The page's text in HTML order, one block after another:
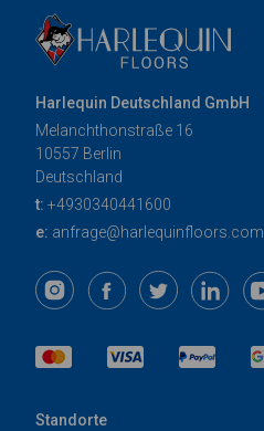
Harlequin Deutschland GmbH
Melanchthonstraße 16
10557 Berlin
Deutschland
t: +4930340441600
e: anfrage@harlequinfloors.com
Standorte